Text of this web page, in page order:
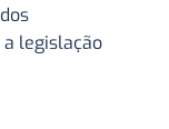
legislação